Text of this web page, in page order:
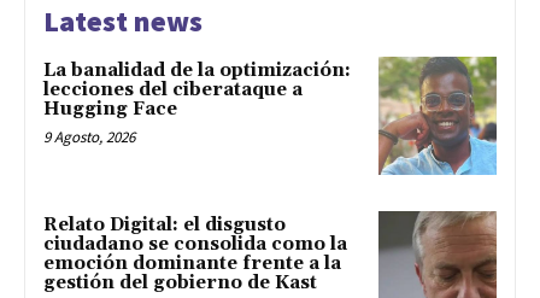
Latest news
La banalidad de la optimización:
lecciones del ciberataque a
Hugging Face
9 Agosto, 2026
Relato Digital: el disgusto
ciudadano se consolida como la
emoción dominante frente a la
gestión del gobierno de Kast